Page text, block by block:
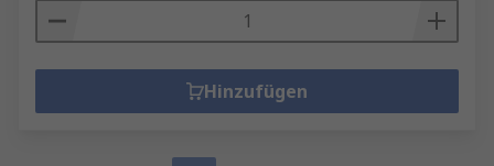
Hinzufügen